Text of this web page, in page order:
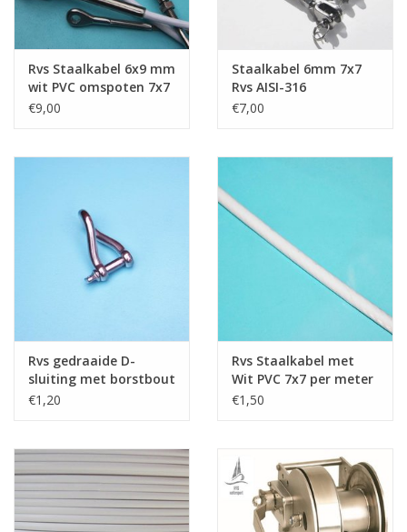
Rvs Sluiting
Staalkabel Klem
Rvs Staalkabel 6x9 mm
wit PVC omspoten 7x7
aangewalst
€9,00
Staalkabel 6mm 7x7
Rvs AISI-316
aangewalst
€7,00
Rvs gedraaide D-
sluiting met borstbout
AISI-316
€1,20
Rvs Staalkabel met
Wit PVC 7x7 per meter
€1,50